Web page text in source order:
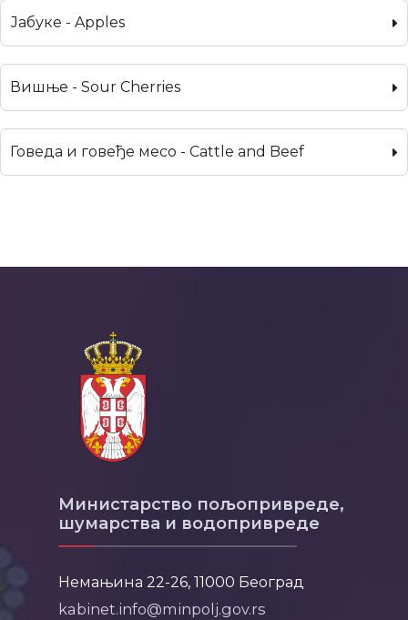
Јабуке - Apples
Вишње - Sour Cherries
Говеда и говеђе месо - Cattle and Beef
Министарство пољопривреде,
шумарства и водопривреде
Немањина 22-26, 11000 Београд
kabinet.info@minpolj.gov.rs